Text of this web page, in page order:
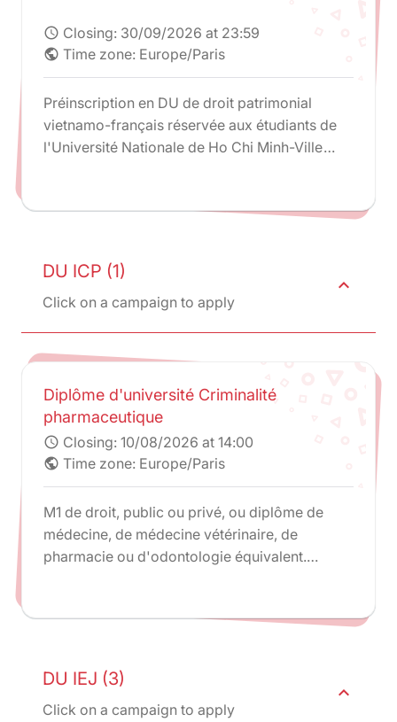
schedule Closing: 30/09/2026 at 23:59
public Time zone: Europe/Paris
Préinscription en DU de droit patrimonial
vietnamo-français réservée aux étudiants de
l'Université Nationale de Ho Chi Minh-Ville
DU ICP (1)
Click on a campaign to apply
expand_less
Diplôme d'université Criminalité
pharmaceutique
schedule Closing: 10/08/2026 at 14:00
public Time zone: Europe/Paris
M1 de droit, public ou privé, ou diplôme de
médecine, de médecine vétérinaire, de
pharmacie ou d'odontologie équivalent.
professionnelle ou de la possession d'un
DU IEJ (3)
Click on a campaign to apply
expand_less